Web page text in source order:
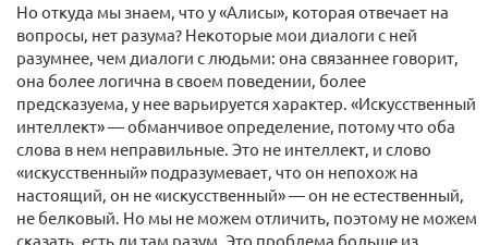
Но откуда мы знаем, что у «Алисы», которая отвечает на
вопросы, нет разума? Некоторые мои диалоги с ней
разумнее, чем диалоги с людьми: она связаннее говорит,
она более логична в своем поведении, более
предсказуема, у нее варьируется характер. «Искусственный
интеллект» — обманчивое определение, потому что оба
слова в нем неправильные. Это не интеллект, и слово
«искусственный» подразумевает, что он непохож на
настоящий, он не «искусственный» — он не естественный,
не белковый. Но мы не можем отличить, поэтому не можем
сказать, есть ли там разум. Это проблема больше из